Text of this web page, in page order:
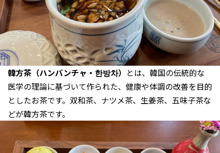
韓方茶（ハンバンチャ・한방차） とは、韓国の伝統的な
医学の理論に基づいて作られた、健康や体調の改善を目的
としたお茶です。双和茶、ナツメ茶、生姜茶、五味子茶な
どが韓方茶です。